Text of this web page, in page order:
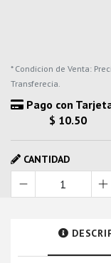
* Condicion de Venta:
Transferecia.
Pago con
$ 10.50
CANTIDAD